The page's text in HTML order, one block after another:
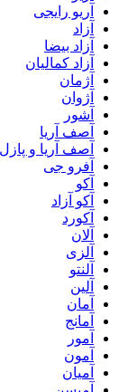
آریو رایجی
آزاد
آزاد بیضا
آزاد کمالیان
آژمان
آژوان
آشور
آصف آریا
آصف آریا و پازل
آفرو جی
آکو
آکو آزاد
آکورد
آلان
آلزی
آلنتو
آلین
آمان
آمانج
آمور
آمون
آمیان